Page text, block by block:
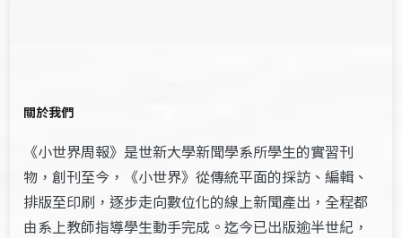
關於我們
《小世界周報》是世新大學新聞學系所學生的實習刊
物，創刊至今，《小世界》從傳統平面的採訪、編輯、
排版至印刷，逐步走向數位化的線上新聞產出，全程都
由系上教師指導學生動手完成。迄今已出版逾半世紀，